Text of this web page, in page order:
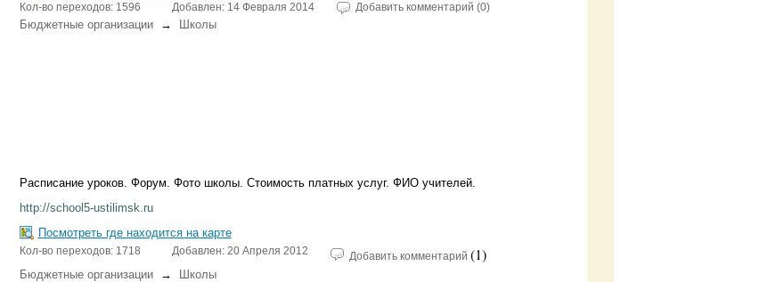
Кол-во переходов: 1596 Добавлен: 14 Февраля 2014 Добавить комментарий (0)
Бюджетные организации→ Школы
Расписание уроков. Форум. Фото школы. Стоимость платных услуг. ФИО учителей.
http://school5-ustilimsk.ru
Посмотреть где находится на карте
Кол-во переходов: 1718 Добавлен: 20 Апреля 2012 Добавить комментарий (1)
Бюджетные организации→ Школы